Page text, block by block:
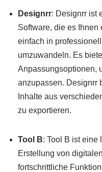
Designrr: Designrr ist
Software, die es Ihnen
einfach in
umzuwandeln. Es
Anpassungsoptionen,
anzupassen. Designrr
Inhalte aus
zu exportieren.
Tool B: Tool B ist eine
Erstellung von
fortschrittliche